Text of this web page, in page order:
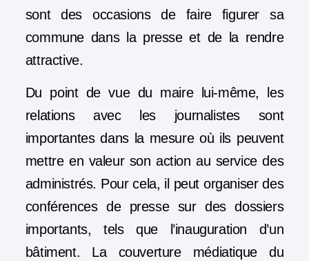
sont des occasions de faire figurer sa
commune dans la presse et de la rendre
attractive.
Du point de vue du maire lui-même, les
relations avec les journalistes sont
importantes dans la mesure où ils peuvent
mettre en valeur son action au service des
administrés. Pour cela, il peut organiser des
conférences de presse sur des dossiers
importants, tels que l’inauguration d’un
bâtiment. La couverture médiatique du